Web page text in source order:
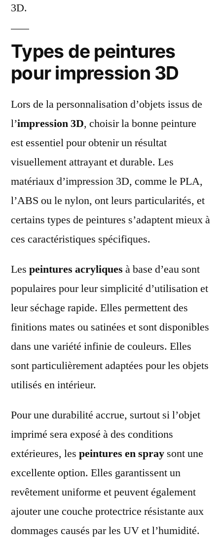
3D.
Types de peintures
pour impression 3D
Lors de la personnalisation d’objets issus de
l’impression 3D, choisir la bonne peinture
est essentiel pour obtenir un résultat
visuellement attrayant et durable. Les
matériaux d’impression 3D, comme le PLA,
l’ABS ou le nylon, ont leurs particularités, et
certains types de peintures s’adaptent mieux à
ces caractéristiques spécifiques.
Les peintures acryliques à base d’eau sont
populaires pour leur simplicité d’utilisation et
leur séchage rapide. Elles permettent des
finitions mates ou satinées et sont disponibles
dans une variété infinie de couleurs. Elles
sont particulièrement adaptées pour les objets
utilisés en intérieur.
Pour une durabilité accrue, surtout si l’objet
imprimé sera exposé à des conditions
extérieures, les peintures en spray sont une
excellente option. Elles garantissent un
revêtement uniforme et peuvent également
ajouter une couche protectrice résistante aux
dommages causés par les UV et l’humidité.